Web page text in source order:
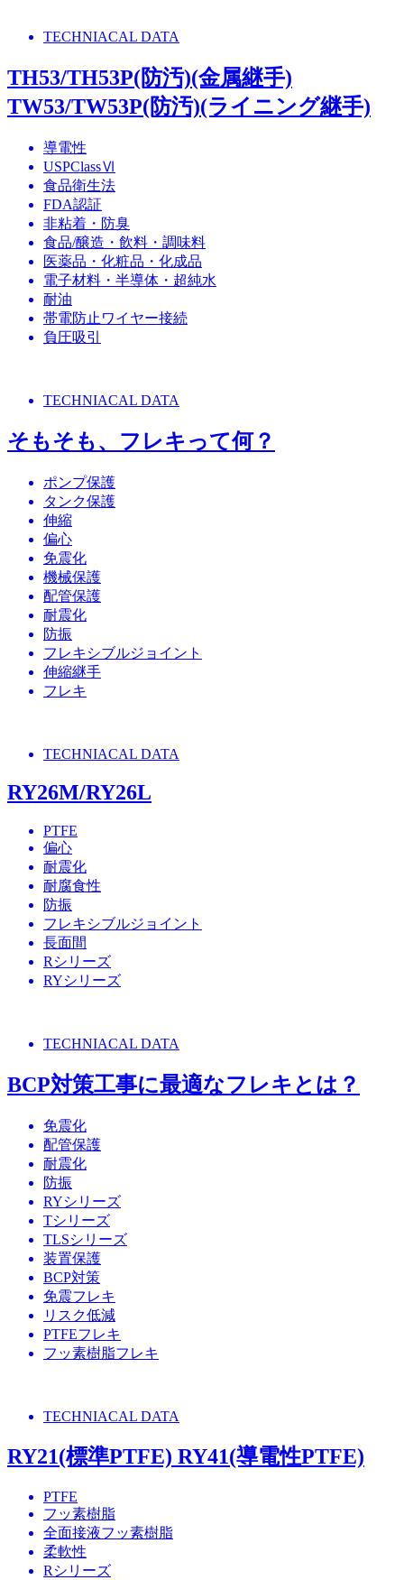
TECHNIACAL DATA
TH53/TH53P(防汚)(金属継手)
TW53/TW53P(防汚)(ライニング継手)
導電性
USPClassⅥ
食品衛生法
FDA認証
非粘着・防臭
食品/醸造・飲料・調味料
医薬品・化粧品・化成品
電子材料・半導体・超純水
耐油
帯電防止ワイヤー接続
負圧吸引
TECHNIACAL DATA
そもそも、フレキって何？
ポンプ保護
タンク保護
伸縮
偏心
免震化
機械保護
配管保護
耐震化
防振
フレキシブルジョイント
伸縮継手
フレキ
TECHNIACAL DATA
RY26M/RY26L
PTFE
偏心
耐震化
耐腐食性
防振
フレキシブルジョイント
長面間
Rシリーズ
RYシリーズ
TECHNIACAL DATA
BCP対策工事に最適なフレキとは？
免震化
配管保護
耐震化
防振
RYシリーズ
Tシリーズ
TLSシリーズ
装置保護
BCP対策
免震フレキ
リスク低減
PTFEフレキ
フッ素樹脂フレキ
TECHNIACAL DATA
RY21(標準PTFE) RY41(導電性PTFE)
PTFE
フッ素樹脂
全面接液フッ素樹脂
柔軟性
Rシリーズ